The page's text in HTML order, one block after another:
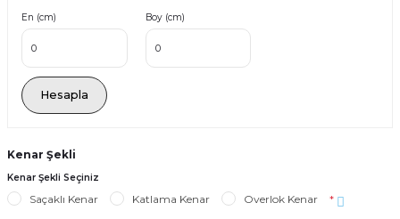
En (cm) Boy (cm)
Hesapla
Kenar Şekli
Kenar Şekli Seçiniz
Saçaklı Kenar Katlama Kenar Overlok Kenar *